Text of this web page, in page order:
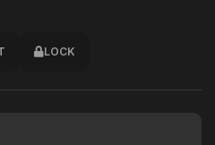
LOCK